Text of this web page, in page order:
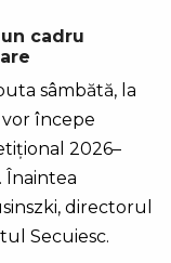
cadru
sâmbătă, la
vor începe
2026–
Înaintea
directorul
Secuiesc.